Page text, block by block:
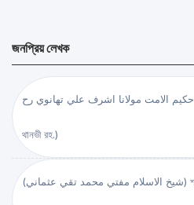
জনপ্রিয় লেখক
حكيم الامت مولانا اشرف علي تهانوي رح ( হাকীমুল উম্মত মাওলানা আশরাফ আলী
থানভী রহ.)
(شيخ الاسلام مفتي محمد تقي عثماني) শাইখুল ইসলাম মুফতী মুহাম্মদ তাকী